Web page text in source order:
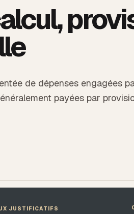
de dépenses engagées
payées par
JUSTIFICATIFS